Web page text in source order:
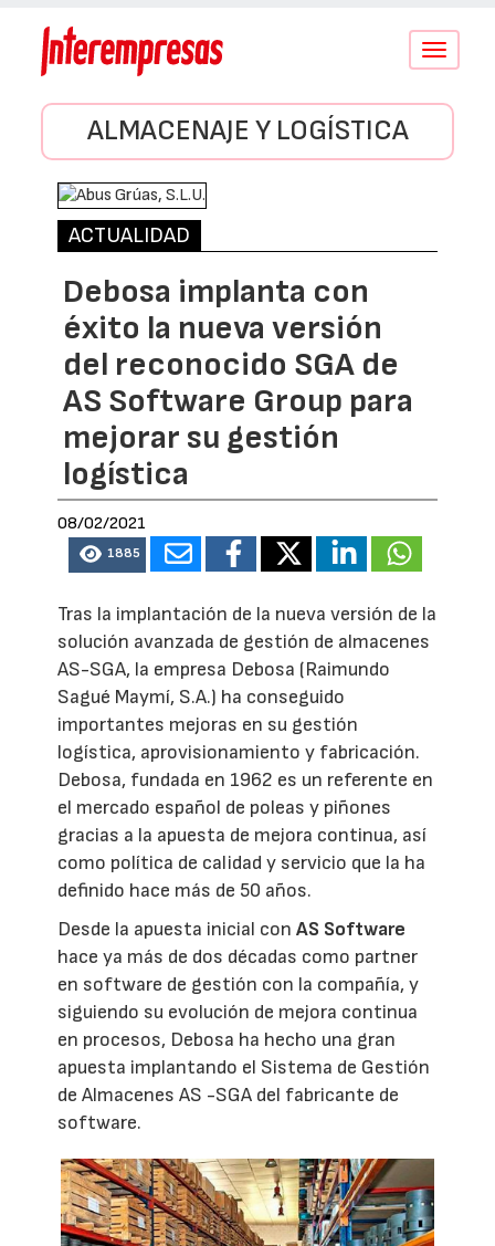
Conmutar
ALMACENAJE Y LOGÍSTICA
ACTUALIDAD
Debosa implanta con
éxito la nueva versión
del reconocido SGA de
AS Software Group para
mejorar su gestión
logística
08/02/2021
1885
Tras la implantación de la nueva versión de la
solución avanzada de gestión de almacenes
AS-SGA, la empresa Debosa (Raimundo
Sagué Maymí, S.A.) ha conseguido
importantes mejoras en su gestión
logística, aprovisionamiento y fabricación.
Debosa, fundada en 1962 es un referente en
el mercado español de poleas y piñones
gracias a la apuesta de mejora continua, así
como política de calidad y servicio que la ha
definido hace más de 50 años.
Desde la apuesta inicial conAS Software
hace ya más de dos décadas como partner
en software de gestión con la compañía, y
siguiendo su evolución de mejora continua
en procesos, Debosa ha hecho una gran
apuesta implantando el Sistema de Gestión
de Almacenes AS -SGA del fabricante de
software.